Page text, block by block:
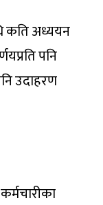
कति अध्ययन
पनि
उदाहरण